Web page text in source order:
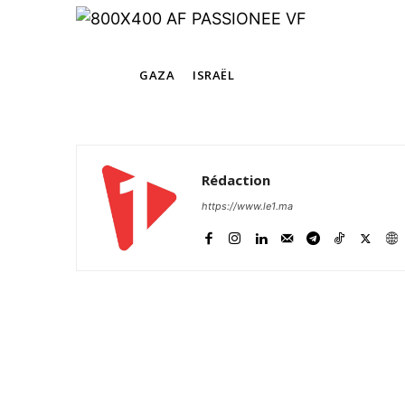
S'ABONNER
GAZA ISRAËL
Rédaction
https://www.le1.ma